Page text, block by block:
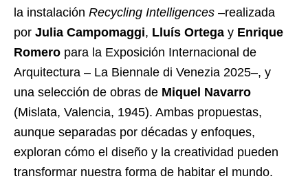
la instalación Recycling Intelligences –realizada
por Julia Campomaggi, Lluís Ortega y Enrique
Romero para la Exposición Internacional de
Arquitectura – La Biennale di Venezia 2025–, y
una selección de obras de Miquel Navarro
(Mislata, Valencia, 1945). Ambas propuestas,
aunque separadas por décadas y enfoques,
exploran cómo el diseño y la creatividad pueden
transformar nuestra forma de habitar el mundo.